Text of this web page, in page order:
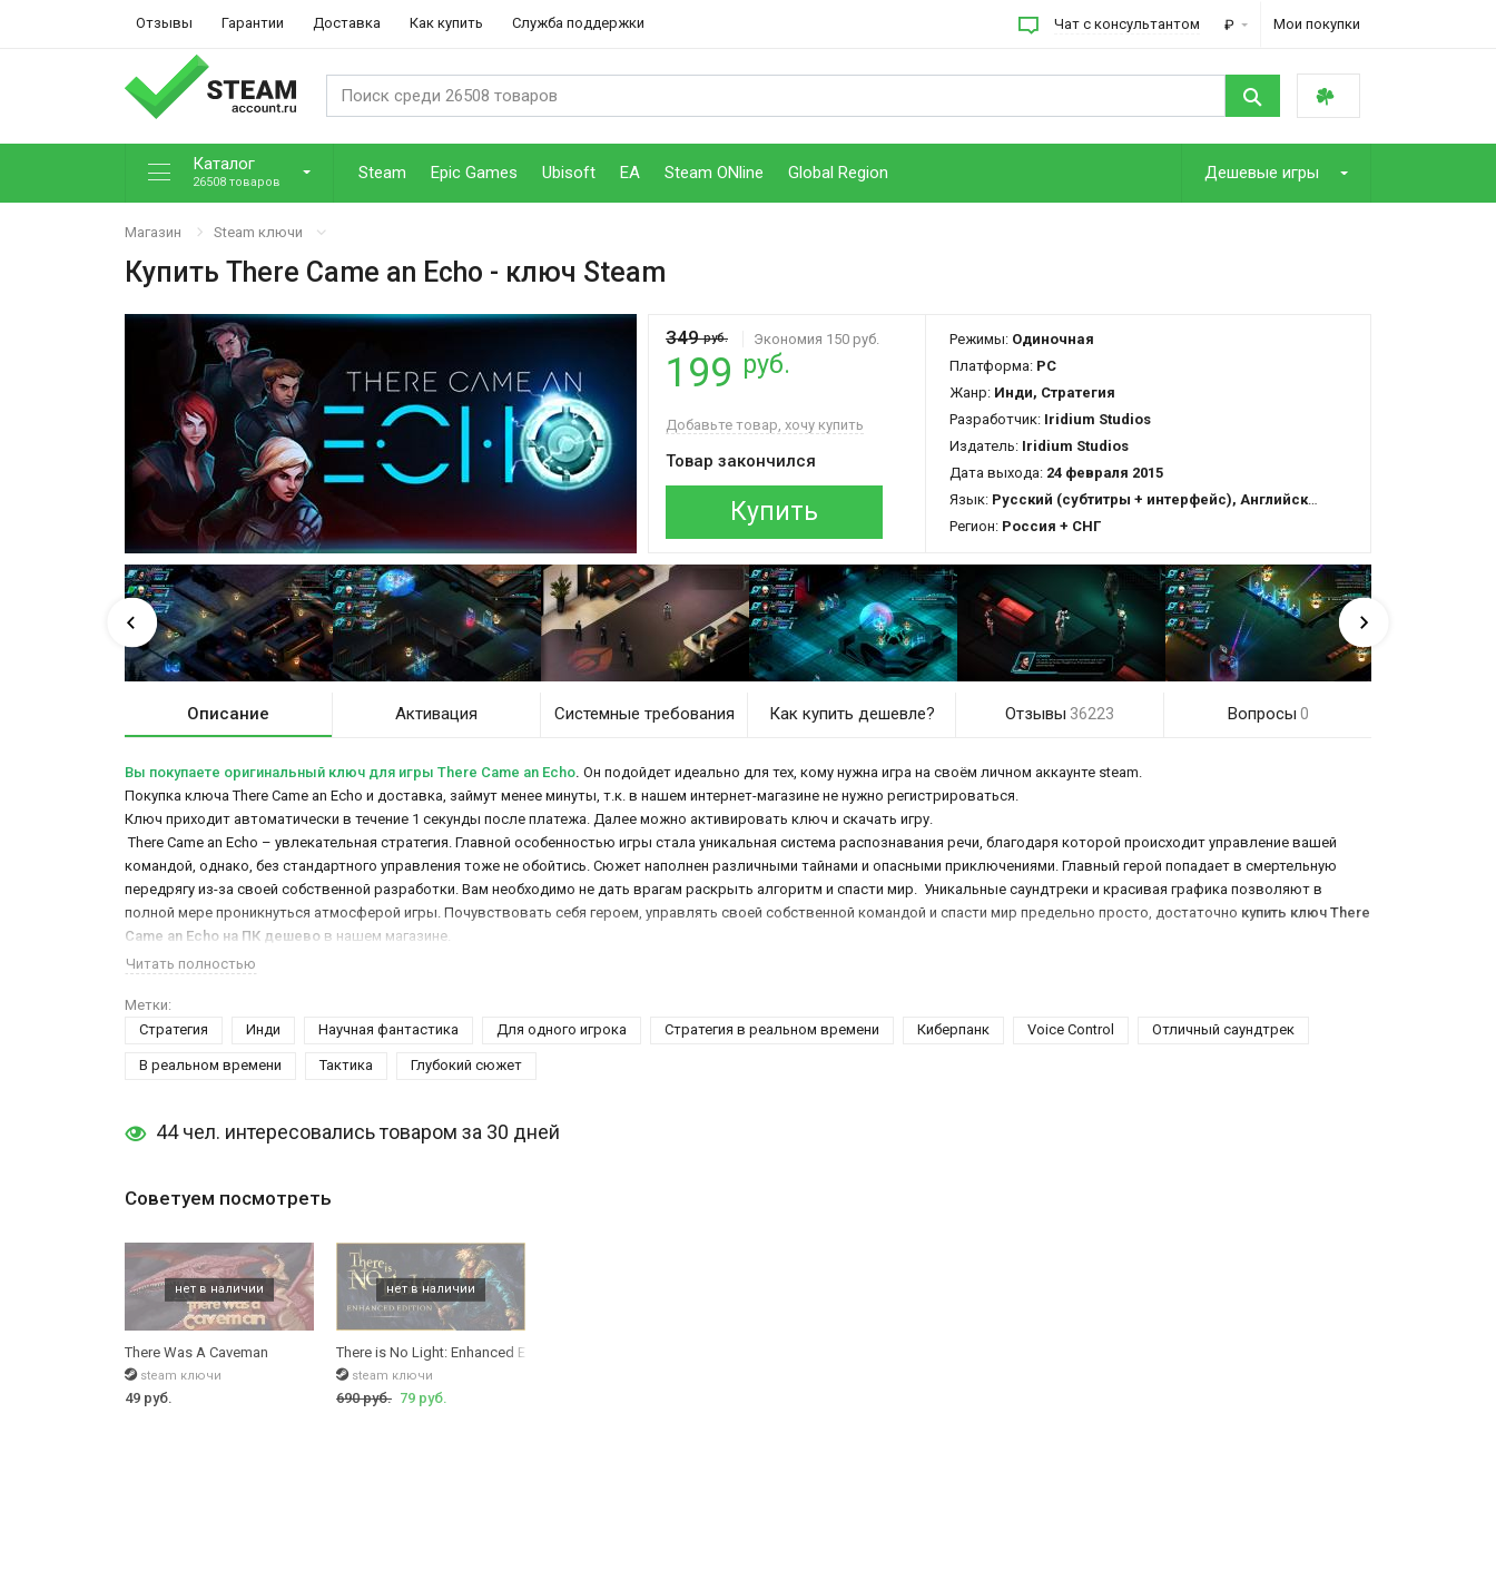
Отзывы Гарантии Доставка Как купить Служба поддержки Чат с консультантом ₽ Мои покупки
Каталог
26508 товаров Steam Epic Games Ubisoft EA Steam ONline Global Region Дешевые игры
Магазин Steam ключи
Купить There Came an Echo - ключ Steam
349руб. Экономия 150 руб.
199 руб.
Добавьте товар, хочу купить
Товар закончился
Купить
Режимы: Одиночная
Платформа: PC
Жанр: Инди, Стратегия
Разработчик: Iridium Studios
Издатель: Iridium Studios
Дата выхода: 24 февраля 2015
Язык: Русский (субтитры + интерфейс), Английский (озвучка + субтитры + интерфейс)
Регион: Россия + СНГ
Описание Активация Системные требования Как купить дешевле? Отзывы 36223 Вопросы 0
Вы покупаете оригинальный ключ для игры There Came an Echo. Он подойдет идеально для тех, кому нужна игра на своём личном аккаунте steam.
Покупка ключа There Came an Echo и доставка, займут менее минуты, т.к. в нашем интернет-магазине не нужно регистрироваться.
Ключ приходит автоматически в течение 1 секунды после платежа. Далее можно активировать ключ и скачать игру.
There Came an Echo – увлекательная стратегия. Главной особенностью игры стала уникальная система распознавания речи, благодаря которой происходит управление вашей
командой, однако, без стандартного управления тоже не обойтись. Сюжет наполнен различными тайнами и опасными приключениями. Главный герой попадает в смертельную
передрягу из-за своей собственной разработки. Вам необходимо не дать врагам раскрыть алгоритм и спасти мир. Уникальные саундтреки и красивая графика позволяют в
полной мере проникнуться атмосферой игры. Почувствовать себя героем, управлять своей собственной командой и спасти мир предельно просто, достаточно купить ключ There
Came an Echo на ПК дешево в нашем магазине.
Читать полностью
Метки:
Стратегия
Инди Научная фантастика Для одного игрока Стратегия в реальном времени Киберпанк Voice Control Отличный саундтрек
В реальном времени Тактика Глубокий сюжет
44 чел. интересовались товаром за 30 дней
Советуем посмотреть
There Was A Caveman
steam ключи
49 руб.
There is No Light: Enhanced Edition
steam ключи
690 руб. 79 руб.